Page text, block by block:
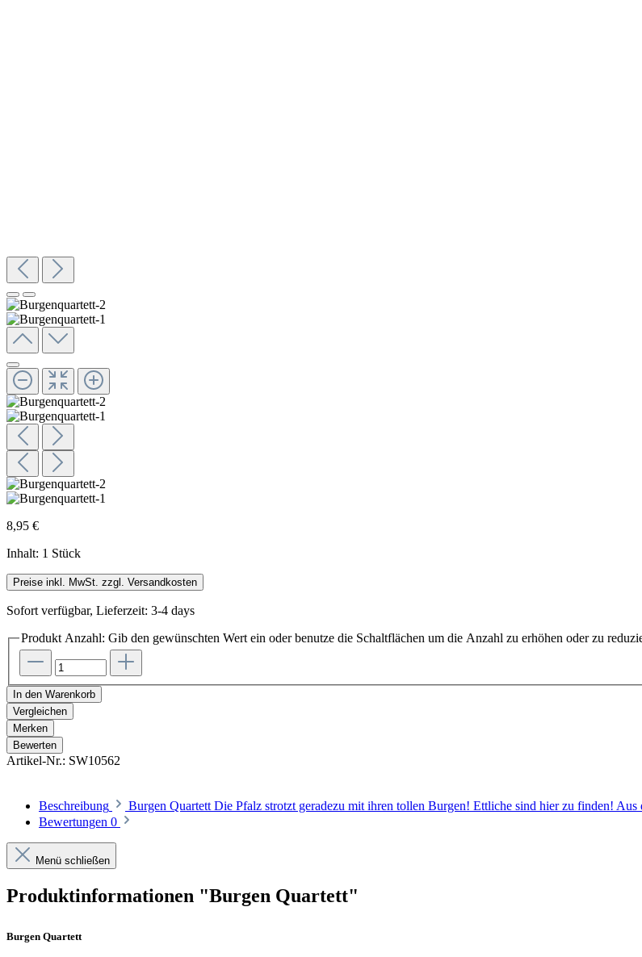
8,95 €
Inhalt: 1 Stück
Preise inkl. MwSt. zzgl. Versandkosten
Sofort verfügbar, Lieferzeit: 3-4 days
Produkt Anzahl: Gib den gewünschten Wert ein oder benutze die Schaltflächen um die Anzahl zu erhöhen oder zu
In den Warenkorb
Vergleichen
Merken
Bewerten
Artikel-Nr.: SW10562
Beschreibung Burgen Quartett Die Pfalz strotzt geradezu mit ihren tollen Burgen! Ettliche sind hier zu finden!
Bewertungen 0
Menü schließen
Produktinformationen "Burgen Quartett"
Burgen Quartett